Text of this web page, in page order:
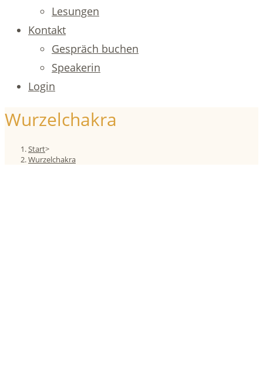
Lesungen
Kontakt
Gespräch buchen
Speakerin
Login
Wurzelchakra
Start>
Wurzelchakra